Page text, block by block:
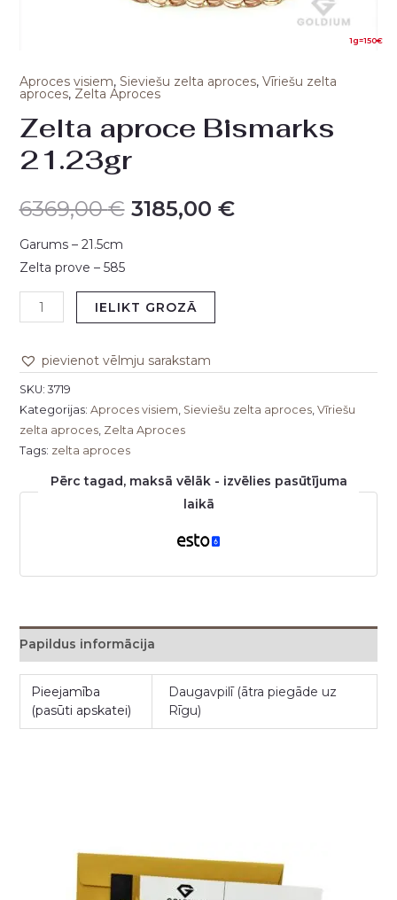
1g=150€
Aproces visiem, Sieviešu zelta aproces, Vīriešu zelta
aproces, Zelta Aproces
Zelta aproce Bismarks
21.23gr
6369,00€ 3185,00 €
Garums – 21.5cm
Zelta prove – 585
IELIKT GROZĀ
pievienot vēlmju sarakstam
SKU:3719
Kategorijas: Aproces visiem Sieviešu zelta aproces, Vīriešu
zelta aproces, Zelta Aproces
Tags: zelta aproces
Pērc tagad, maksā vēlāk - izvēlies pasūtījuma
laikā
Papildus informācija
Pieejamība
(pasūti apskatei)
Daugavpilī (ātra piegāde uz
Rīgu)